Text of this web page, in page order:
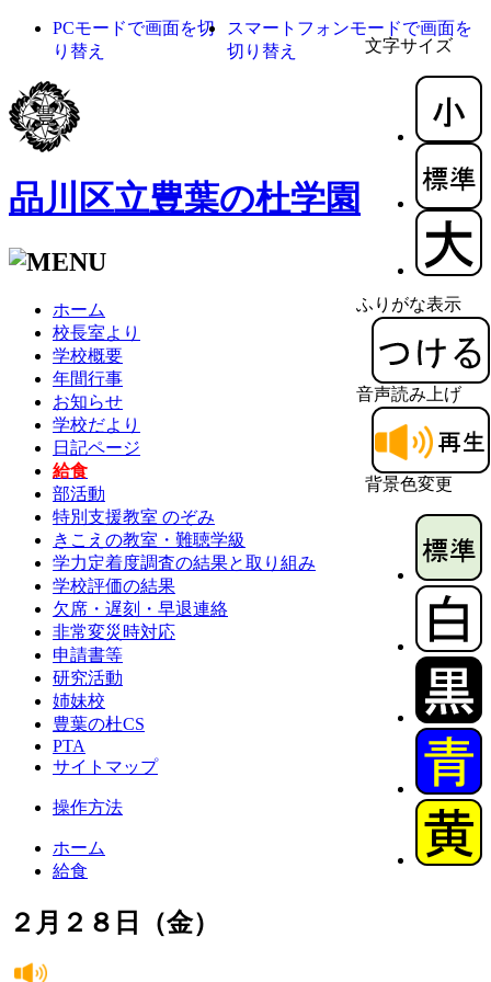
文字サイズ
ふりがな表示
音声読み上げ
背景色変更
PCモードで画面を切
り替え
スマートフォンモードで画面を
切り替え
品川区立豊葉の杜学園
ホーム
校長室より
学校概要
年間行事
お知らせ
学校だより
日記ページ
給食
部活動
特別支援教室 のぞみ
きこえの教室・難聴学級
学力定着度調査の結果と取り組み
学校評価の結果
欠席・遅刻・早退連絡
非常変災時対応
申請書等
研究活動
姉妹校
豊葉の杜CS
PTA
サイトマップ
操作方法
ホーム
給食
２月２８日（金）